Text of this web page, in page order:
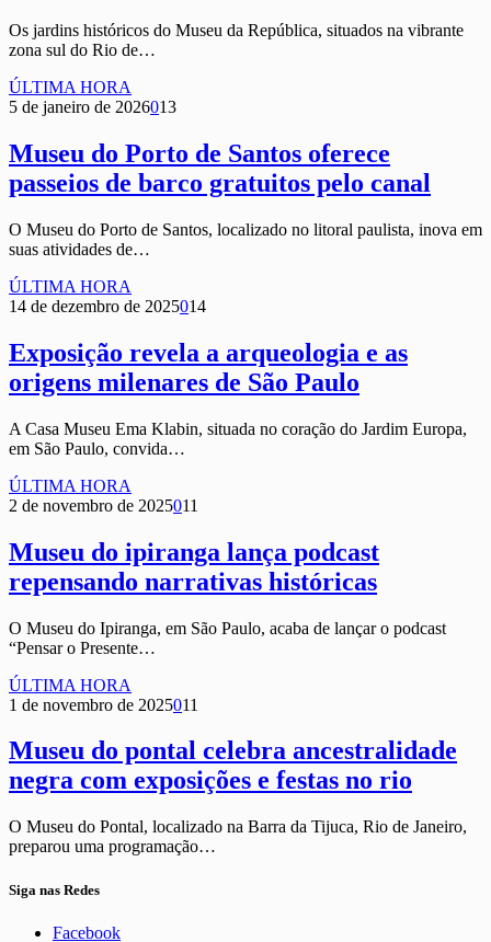
Os jardins históricos do Museu da República, situados na vibrante
zona sul do Rio de…
ÚLTIMA HORA
5 de janeiro de 2026013
Museu do Porto de Santos oferece
passeios de barco gratuitos pelo canal
O Museu do Porto de Santos, localizado no litoral paulista, inova em
suas atividades de…
ÚLTIMA HORA
14 de dezembro de 2025014
Exposição revela a arqueologia e as
origens milenares de São Paulo
A Casa Museu Ema Klabin, situada no coração do Jardim Europa,
em São Paulo, convida…
ÚLTIMA HORA
2 de novembro de 2025011
Museu do ipiranga lança podcast
repensando narrativas históricas
O Museu do Ipiranga, em São Paulo, acaba de lançar o podcast
“Pensar o Presente…
ÚLTIMA HORA
1 de novembro de 2025011
Museu do pontal celebra ancestralidade
negra com exposições e festas no rio
O Museu do Pontal, localizado na Barra da Tijuca, Rio de Janeiro,
preparou uma programação…
Siga nas Redes
Facebook